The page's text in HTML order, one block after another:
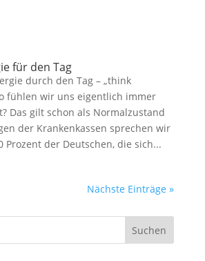
für den Tag
durch den Tag – „think
fühlen wir uns eigentlich immer
Das gilt schon als Normalzustand
der Krankenkassen sprechen wir
Prozent der Deutschen, die sich...
Nächste Einträge »